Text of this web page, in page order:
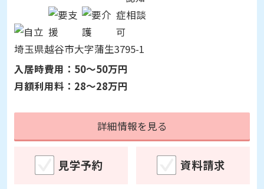
詳細情報を見る
見学予約
蒲生めいせい